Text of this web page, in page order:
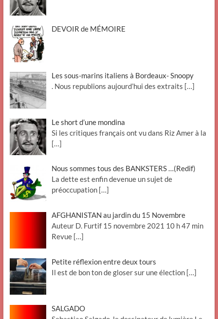
DEVOIR de MÉMOIRE
Les sous-marins italiens à Bordeaux- Snoopy
. Nous republions aujourd’hui des extraits […]
Le short d’une mondina
Si les critiques français ont vu dans Riz Amer à la
[…]
Nous sommes tous des BANKSTERS …(Redif)
La dette est enfin devenue un sujet de
préoccupation […]
AFGHANISTAN au jardin du 15 Novembre
Auteur D. Furtif 15 novembre 2021 10 h 47 min
Revue […]
Petite réflexion entre deux tours
Il est de bon ton de gloser sur une élection […]
SALGADO